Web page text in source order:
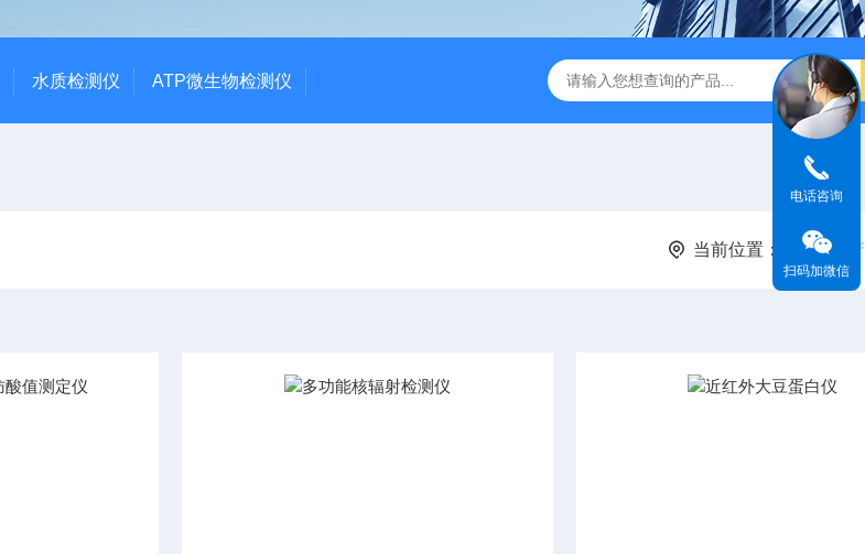
水质检测仪 ATP微生物检测仪
当前位置： 首页
电话咨询
扫码加微信